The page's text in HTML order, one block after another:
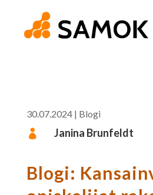
30.07.2024| Blogi
 Janina Brunfeldt
Blogi: